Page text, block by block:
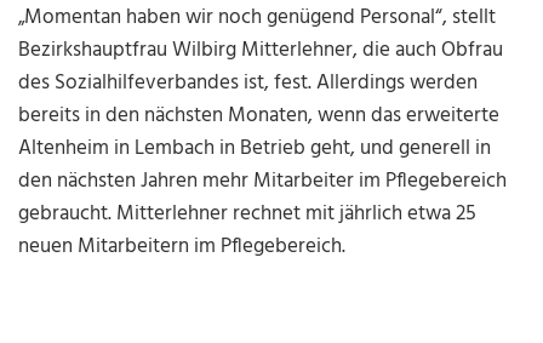
„Momentan haben wir noch genügend Personal“, stellt
Bezirkshauptfrau Wilbirg Mitterlehner, die auch Obfrau
des Sozialhilfeverbandes ist, fest. Allerdings werden
bereits in den nächsten Monaten, wenn das erweiterte
Altenheim in Lembach in Betrieb geht, und generell in
den nächsten Jahren mehr Mitarbeiter im Pflegebereich
gebraucht. Mitterlehner rechnet mit jährlich etwa 25
neuen Mitarbeitern im Pflegebereich.